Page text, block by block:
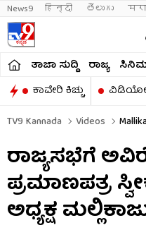
News9 हिन्दी తెలుగు
ತಾಜಾ ಸುದ್ದಿ ರಾಜ್ಯ
ಕಾವೇರಿ ಕಿಚ್ಚು
TV9 Kannada
Videos
ರಾಜ್ಯಸಭೆಗೆ
ಪ್ರಮಾಣಪತ್ರ
ಅಧ್ಯಕ್ಷ